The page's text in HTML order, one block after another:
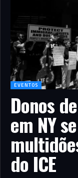
EVENTOS
Donos
em NY
do ICE